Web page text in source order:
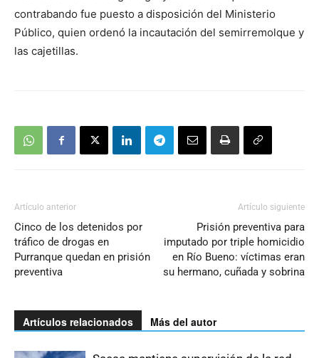
contrabando fue puesto a disposición del Ministerio
Público, quien ordenó la incautación del semirremolque y
las cajetillas.
Artículo anterior
Cinco de los detenidos por
tráfico de drogas en
Purranque quedan en prisión
preventiva
Artículo siguiente
Prisión preventiva para
imputado por triple homicidio
en Río Bueno: víctimas eran
su hermano, cuñada y sobrina
Artículos relacionados Más del autor